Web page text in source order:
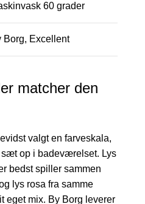
60 grader
Borg, Excellent
matcher den
valgt en farveskala,
op i badeværelset. Lys
bedst spiller sammen
lys rosa fra samme
eget mix. By Borg leverer